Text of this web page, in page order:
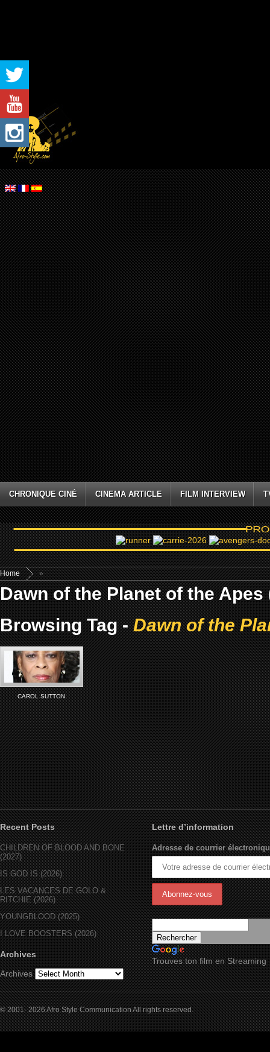
CHRONIQUE CINÉ CINEMA ARTICLE FILM INTERVIEW
Home »
Dawn of the Planet of the Apes
Browsing Tag -Dawn of the
CAROL SUTTON
Recent Posts
CHILDREN OF BLOOD AND BONE
(2027)
IS GOD IS (2026)
LES VACANCES DE GOLO &
RITCHIE (2026)
YOUNGBLOOD (2025)
I LOVE BOOSTERS (2026)
Archives
Archives
Lettre d’information
Adresse de courrier
Trouves ton film en Streaming
© 2001- 2026 Afro Style Communication All rights reserved.